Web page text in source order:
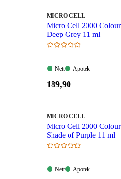
MERKE :
MICRO CELL
Micro Cell 2000
Deep Grey 11 ml
Nett:
Nett
Apotek:
Apotek
Pris:
189,90
MERKE :
MICRO CELL
Micro Cell 2000
Shade of Purple 11 ml
Nett:
Nett
Apotek:
Apotek